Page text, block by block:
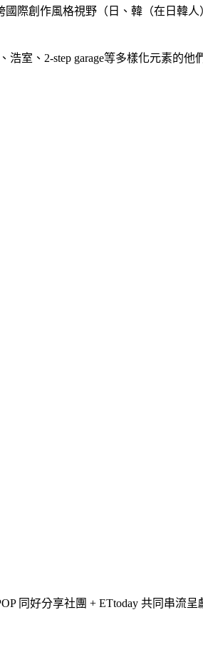
際創作風格視野（日、韓（在日韓
室、2-step garage等多樣化元素的他
同好分享社團 + ETtoday 共同串流呈